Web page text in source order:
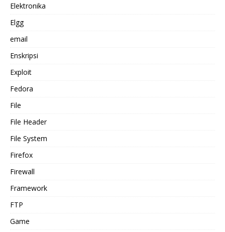
Elektronika
Elgg
email
Enskripsi
Exploit
Fedora
File
File Header
File System
Firefox
Firewall
Framework
FTP
Game